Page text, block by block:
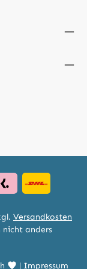
| Impressum
Versandkosten
nicht anders